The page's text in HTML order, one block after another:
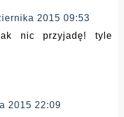
2015 09:53
nic przyjadę! tyle
2015 22:09